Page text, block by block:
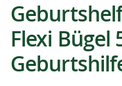
Bildgalerie
springen
Flexi Bügel